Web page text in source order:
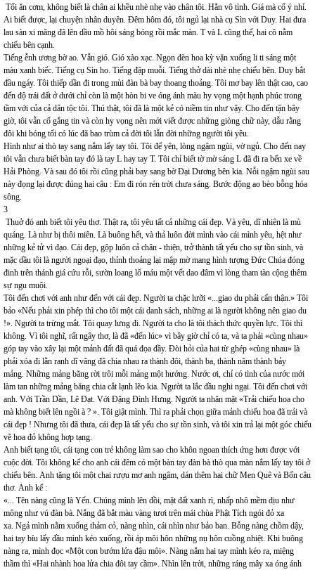
Tối ăn cơm, không biết là chân ai khều nhè nhẹ vào chân tôi. Hẳn vô tình. Giá mà cố ý nhỉ.
Ai biết được, lại chuyện nhân duyên. Đêm hôm đó, tôi ngủ lại nhà cụ Sìn với Duy. Hai đưa
lau sàn xi măng đã lên dầu mồ hôi sáng bóng rồi mắc màn. T và L cũng thế, hai cô nằm
chiếu bên cạnh.
Tiếng ễnh ương bờ ao. Vẫn gió. Gió xào xạc. Ngọn đèn hoa kỳ vặn xuống li ti sáng một
màu xanh biếc. Tiếng cụ Sìn ho. Tiếng đập muỗi. Tiếng thở dài nhè nhẹ chiếu bên. Duy bắt
đầu ngáy. Tôi thiếp dần đi trong mùi đàn bà bay thoang thoảng. Tôi mơ bay lên thật cao, cao
đến độ trái đất ở dưới chỉ còn là một hòn bi ve óng ánh màu hy vọng một hạnh phúc trong
tầm với của cả dân tộc tôi. Thú thật, tôi đã là một kẻ có niềm tin như vậy. Cho đến tận bây
giờ, tôi vẫn cố gắng tin và còn hy vọng nên mới viết được những giòng chữ này, dẫu rằng
đôi khi bóng tối có lúc đã bao trùm cả đời tôi lẫn đời những người tôi yêu.
Hình như ai thò tay sang nắm lấy tay tôi. Tôi để yên, lòng ngậm ngùi, vờ ngủ. Cho đến nay
tôi vẫn chưa biết bàn tay đó là tay L hay tay T. Tôi chỉ biết tờ mờ sáng L đã đi ra bến xe về
Hải Phòng. Và sau đó tôi rồi cũng phải bay sang bờ Đại Dương bên kia. Nỗi ngậm ngùi sau
này đọng lại được đúng hai câu : Em đi rón rén trời chưa sáng. Bước động ao bèo bỗng hóa
sông.
3
Thuở đó anh biết tôi yêu thơ. Thật ra, tôi yêu tất cả những cái đẹp. Và yêu, dĩ nhiên là mù
quáng. Là như bị thôi miên. Là buông hết, và thả luôn đời mình vào cái mình yêu, hệt như
những kẻ tử vì đạo. Cái đẹp, gộp luôn cả chân - thiện, trở thành tất yếu cho sự tồn sinh, và
mặc dầu tôi là người ngoại đạo, thỉnh thoảng lại mập mờ mang hình tượng Đức Chúa đóng
đinh trên thánh giá cứu rỗi, sườn loang lổ máu một vết dao đâm vì lòng tham tàn cộng thêm
sự ngu muội.
Tôi đến chơi với anh như đến với cái đẹp. Người ta chặc lưỡi «...giao du phải cẩn thận.» Tôi
bảo «Nếu phải xin phép thì cho tôi một cái danh sách, những ai là người không nên giao du
!». Người ta trừng mắt. Tôi quay lưng đi. Người ta cho là tôi thách thức quyền lực. Tôi thì
không. Vì tôi nghĩ, rất ngây thơ, là đã «đến lúc» vì bây giờ chỉ có ta, và ta phải «cùng nhau»
góp tay vào xây lại một mảnh đất đã quá đọa đầy. Đòi hỏi của hai từ ghép «cùng nhau» là
phải xóa đi lằn ranh dĩ vãng đã chia nhau ra thành đôi, thành ba, thành năm thành bảy
mảng. Những mảng băng rời trôi mỗi mảng một hướng. Nước ơi, chỉ có tình của nước mới
làm tan những mảng băng chia cắt lạnh lẽo kia. Người ta lắc đầu nghi ngại. Tôi đến chơi với
anh. Với Trần Dần, Lê Đạt. Với Đặng Đình Hưng. Người ta nhăn mặt «Trải chiếu hoa cho
mà không biết lên ngồi à ? ». Tôi giật mình. Thì ra phải chọn giữa mảnh chiếu hoa đã trải và
cái đẹp ! Nhưng tôi đã thưa, cái đẹp là tất yếu cho sự tồn sinh, và tôi xin trả lại một góc chiếu
vẽ hoa đỏ không hợp tạng.
Anh biết tạng tôi, cái tạng con trẻ không làm sao cho khôn ngoan thích ứng hơn được với
cuộc đời. Tôi không kể cho anh cái đêm có một bàn tay đàn bà thò qua màn nắm lấy tay tôi ở
chiếu bên. Anh tặng tôi một chai rượu mơ anh ngâm, dán thêm hai chữ Men Quê và Bốn câu
thơ. Anh kể :
«... Tên nàng cũng là Yến. Chúng mình lên đồi, mặt đất xanh rì, nhấp nhô mềm dịu như
mông như vú đàn bà. Nắng đã bắt màu vàng tươi trên mái chùa Phật Tích ngói đỏ xa
xa. Ngả mình nằm xuống thảm cỏ, nàng nhìn, cái nhìn như bảo ban. Bỗng nàng chồm dậy,
hai tay bíu lấy đầu mình kéo xuống, rồi áp môi hôn những nụ hôn cuồng nhiệt. Khi buông
nàng ra, mình đọc «Một con bướm lửa đậu môi». Nàng nắm hai tay mình kéo ra, miệng
thầm thì «Hai nhành hoa lửa chia đôi tay cầm». Nhìn lên trời, những ráng mây xa óng ánh